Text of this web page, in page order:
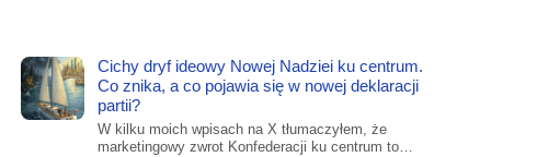
Cichy dryf ideowy Nowej Nadziei ku centrum.
Co znika, a co pojawia się w nowej deklaracji
partii?
W kilku moich wpisach na X tłumaczyłem, że
marketingowy zwrot Konfederacji ku centrum to